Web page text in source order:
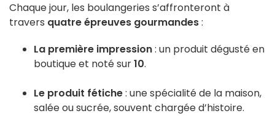
Chaque jour, les boulangeries s’affronteront à
travers quatre épreuves gourmandes:
La première impression: un produit dégusté en
boutique et noté sur10.
Le produit fétiche: une spécialité de la maison,
salée ou sucrée, souvent chargée d’histoire.